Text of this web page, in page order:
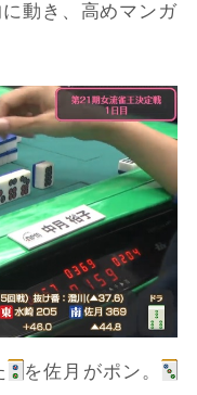
動き、高めマンガ
を佐月がポン。